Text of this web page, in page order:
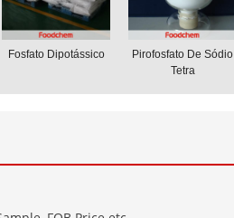
Fosfato Dipotássico
Pirofosfato De Sódio
Tetra